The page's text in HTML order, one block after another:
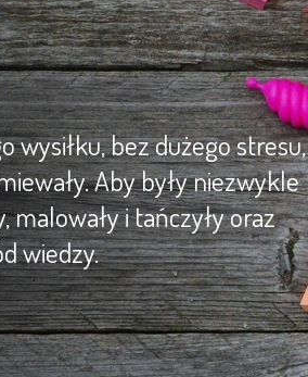
wysiłku, bez dużego stresu,
Aby były niezwykle
malowały i tańczyły oraz
wiedzy.